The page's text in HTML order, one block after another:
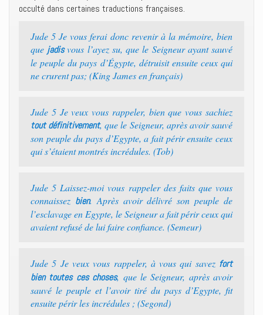
occulté dans certaines traductions françaises.
Jude 5 Je vous ferai donc revenir à la mémoire, bien
que jadisvous l’ayez su, que le Seigneur ayant sauvé
le peuple du pays d’Égypte, détruisit ensuite ceux qui
ne crurent pas; (King James en français)
Jude 5 Je veux vous rappeler, bien que vous sachiez
tout définitivement, que le Seigneur, après avoir sauvé
son peuple du pays d’Egypte, a fait périr ensuite ceux
qui s’étaient montrés incrédules. (Tob)
Jude 5 Laissez-moi vous rappeler des faits que vous
connaissez bien. Après avoir délivré son peuple de
l’esclavage en Egypte, le Seigneur a fait périr ceux qui
avaient refusé de lui faire confiance. (Semeur)
Jude 5 Je veux vous rappeler, à vous qui savez fort
bien toutes ces choses, que le Seigneur, après avoir
sauvé le peuple et l’avoir tiré du pays d’Egypte, fit
ensuite périr les incrédules ; (Segond)